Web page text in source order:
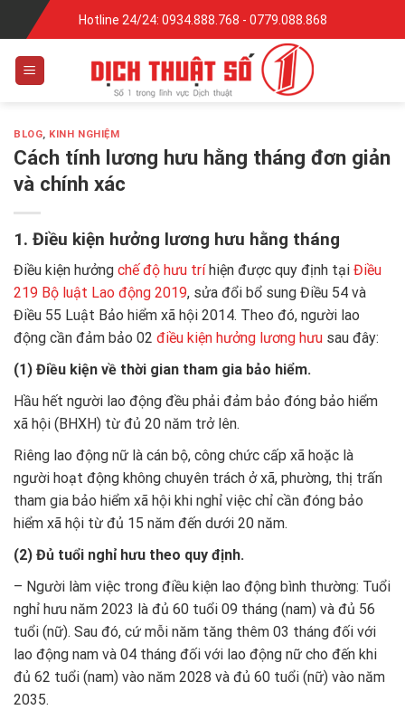
content
Hotline 24/24: 0934.888.768 - 0779.088.868
BLOG, KINH NGHIỆM
Cách tính lương hưu hằng tháng đơn giản
và chính xác
1. Điều kiện hưởng lương hưu hằng tháng
Điều kiện hưởng chế độ hưu tríhiện được quy định tại Điều
219 Bộ luật Lao động 2019, sửa đổi bổ sung Điều 54 và
Điều 55 Luật Bảo hiểm xã hội 2014. Theo đó, người lao
động cần đảm bảo 02 điều kiện hưởng lương hưu sau đây:
(1) Điều kiện về thời gian tham gia bảo hiểm.
Hầu hết người lao động đều phải đảm bảo đóng bảo hiểm
xã hội (BHXH) từ đủ 20 năm trở lên.
Riêng lao động nữ là cán bộ, công chức cấp xã hoặc là
người hoạt động không chuyên trách ở xã, phường, thị trấn
tham gia bảo hiểm xã hội khi nghỉ việc chỉ cần đóng bảo
hiểm xã hội từ đủ 15 năm đến dưới 20 năm.
(2) Đủ tuổi nghỉ hưu theo quy định.
– Người làm việc trong điều kiện lao động bình thường: Tuổi
nghỉ hưu năm 2023 là đủ 60 tuổi 09 tháng (nam) và đủ 56
tuổi (nữ). Sau đó, cứ mỗi năm tăng thêm 03 tháng đối với
lao động nam và 04 tháng đối với lao động nữ cho đến khi
đủ 62 tuổi (nam) vào năm 2028 và đủ 60 tuổi (nữ) vào năm
2035.